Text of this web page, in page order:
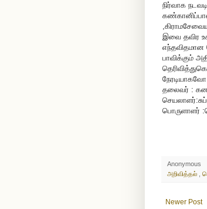
நிர்வாக
இவை தவிர
எந்தவிதமான
பாவிக்கும்
தலைவர் :
பொருளாளர்
Anonymous
அறிவித்தல் ,
Newer Post